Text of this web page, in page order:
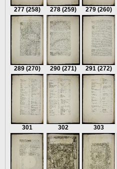
277 (258) 278 (259) 279 (260)
289 (270) 290 (271) 291 (272)
301 302 303